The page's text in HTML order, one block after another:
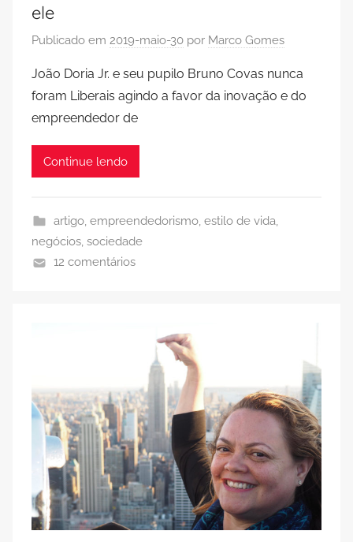
ele
Publicado em 2019-maio-30 por Marco Gomes
João Doria Jr. e seu pupilo Bruno Covas nunca
foram Liberais agindo a favor da inovação e do
empreendedor de
Continue lendo
artigo, empreendedorismo, estilo de vida,
negócios, sociedade
12 comentários